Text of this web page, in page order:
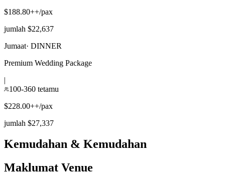
$188.80++/pax
jumlah $22,637
Jumaat· DINNER
Premium Wedding Package
|
100-360 tetamu
$228.00++/pax
jumlah $27,337
Kemudahan & Kemudahan
Maklumat Venue